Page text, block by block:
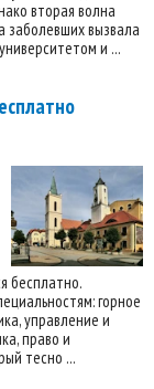
вторая волна
заболевших вызвала
и ...
бесплатно.
горное
управление и
право и
тесно ...